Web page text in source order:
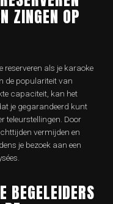
ZINGEN OP
reserveren als je karaoke
de populariteit van
capaciteit, kan het
je gegarandeerd kunt
teleurstellingen. Door
vermijden en
je bezoek aan een
BEGELEIDERS